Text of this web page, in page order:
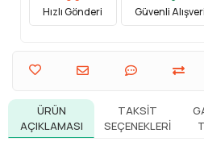
Hızlı Gönderi Güvenli
ÜRÜN
AÇIKLAMASI
TAKSIT
SEÇENEKLERI